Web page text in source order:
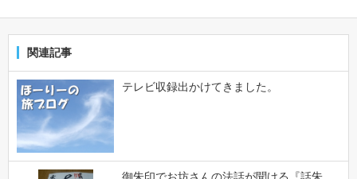
関連記事
テレビ収録出かけてきました。